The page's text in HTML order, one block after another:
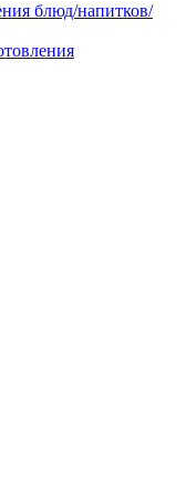
блюд/напитков/